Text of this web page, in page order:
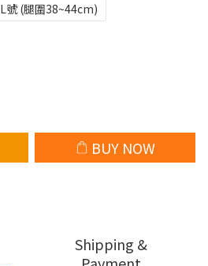
L號 (腿圍38~44cm)
BUY NOW
Shipping &